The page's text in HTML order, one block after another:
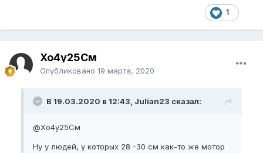
1
Хо4у25См
Опубликовано 19 марта, 2020
В 19.03.2020 в 12:43, Julian23 сказал:
@Хо4у25См
Ну у людей, у которых 28 -30 см как-то же мотор